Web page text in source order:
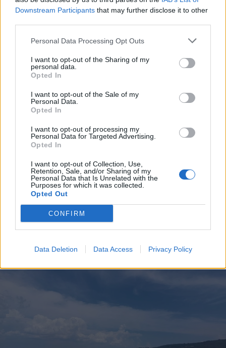
Downstream Participants that may further disclose it to other
Personal Data Processing Opt Outs
I want to opt-out of the Sharing of my
personal data.
Opted In
I want to opt-out of the Sale of my
Personal Data.
Opted In
I want to opt-out of processing my
Personal Data for Targeted Advertising.
Opted In
I want to opt-out of Collection, Use,
Retention, Sale, and/or Sharing of my
Personal Data that Is Unrelated with the
Purposes for which it was collected.
Opted Out
CONFIRM
Data Deletion Data Access Privacy Policy
2026. augusztus 06., csütörtök
Villamosenergia-válság
enyhítéséről szóló intézkedéseket
fogadott el a kormány